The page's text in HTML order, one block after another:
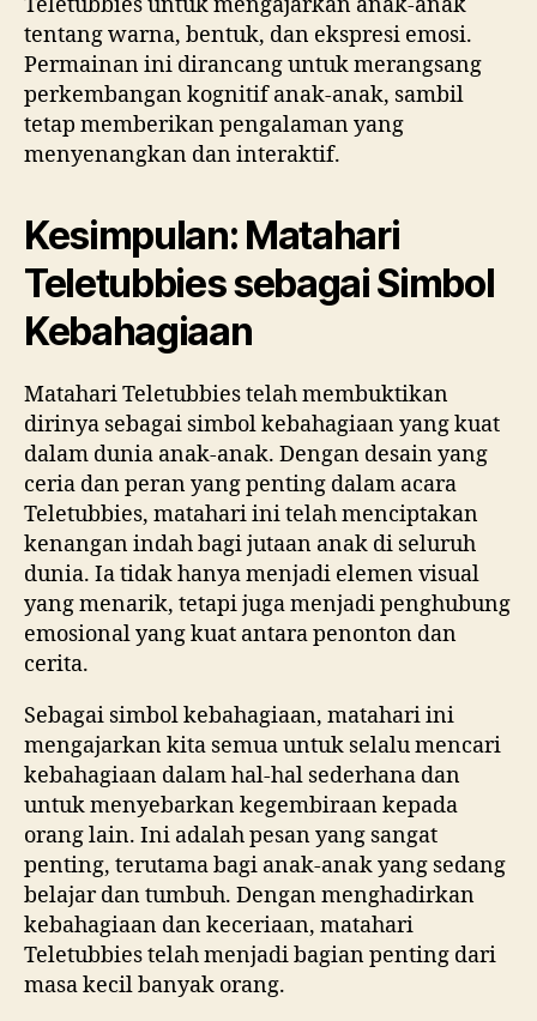
tentang warna, bentuk, dan ekspresi emosi.
Permainan ini dirancang untuk merangsang
perkembangan kognitif anak-anak, sambil
tetap memberikan pengalaman yang
menyenangkan dan interaktif.
Kesimpulan: Matahari
Teletubbies sebagai Simbol
Kebahagiaan
Matahari Teletubbies telah membuktikan
dirinya sebagai simbol kebahagiaan yang kuat
dalam dunia anak-anak. Dengan desain yang
ceria dan peran yang penting dalam acara
Teletubbies, matahari ini telah menciptakan
kenangan indah bagi jutaan anak di seluruh
dunia. Ia tidak hanya menjadi elemen visual
yang menarik, tetapi juga menjadi penghubung
emosional yang kuat antara penonton dan
cerita.
Sebagai simbol kebahagiaan, matahari ini
mengajarkan kita semua untuk selalu mencari
kebahagiaan dalam hal-hal sederhana dan
untuk menyebarkan kegembiraan kepada
orang lain. Ini adalah pesan yang sangat
penting, terutama bagi anak-anak yang sedang
belajar dan tumbuh. Dengan menghadirkan
kebahagiaan dan keceriaan, matahari
Teletubbies telah menjadi bagian penting dari
masa kecil banyak orang.